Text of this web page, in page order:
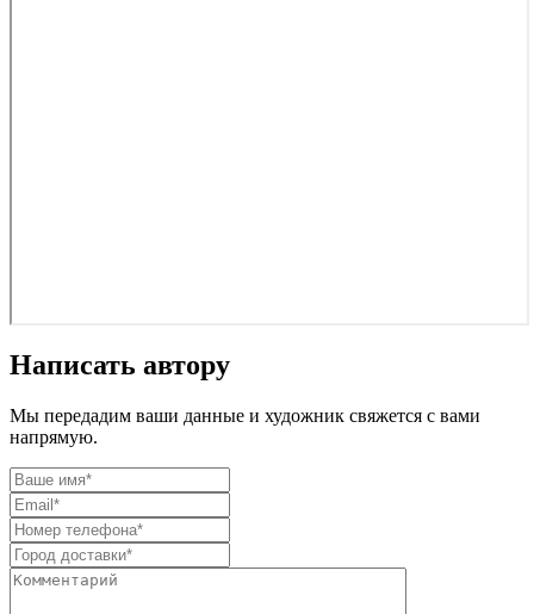
Написать автору
Мы передадим ваши данные и художник свяжется с вами
напрямую.